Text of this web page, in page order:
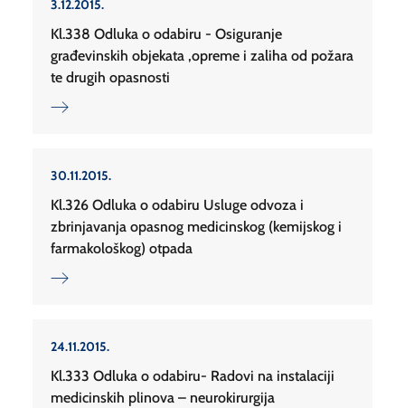
3.12.2015.
Kl.338 Odluka o odabiru - Osiguranje
građevinskih objekata ,opreme i zaliha od požara
te drugih opasnosti
30.11.2015.
Kl.326 Odluka o odabiru Usluge odvoza i
zbrinjavanja opasnog medicinskog (kemijskog i
farmakološkog) otpada
24.11.2015.
Kl.333 Odluka o odabiru- Radovi na instalaciji
medicinskih plinova – neurokirurgija